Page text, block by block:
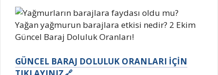
GÜNCEL BARAJ DOLULUK ORANLARI İÇİN